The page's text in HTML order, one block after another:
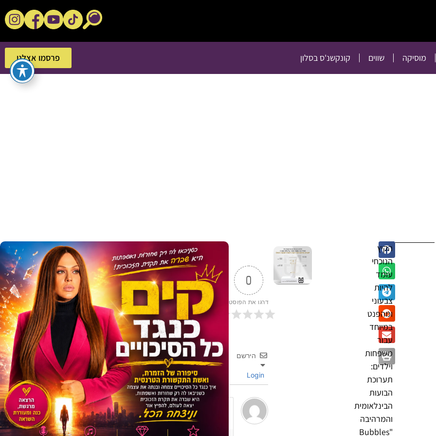
מוסיקה שווים קונקשנ'ס בסלון פרסמו אצלנו
פרסמו אצלנו
הקיץ
הנוכחי
עומד
להיות
צבעוני
ומהפנט
במיוחד
עבור
משפחות
וילדים:
תערוכת
הבועות
הבינלאומית
והמרהיבה
"Bubbles
0
דרגו את הפוסט
הירשם